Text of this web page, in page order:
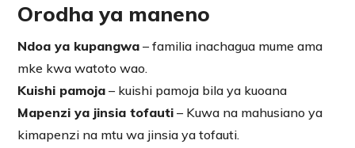
Orodha ya maneno
Ndoa ya kupangwa – familia inachagua mume ama
mke kwa watoto wao.
Kuishi pamoja – kuishi pamoja bila ya kuoana
Mapenzi ya jinsia tofauti – Kuwa na mahusiano ya
kimapenzi na mtu wa jinsia ya tofauti.